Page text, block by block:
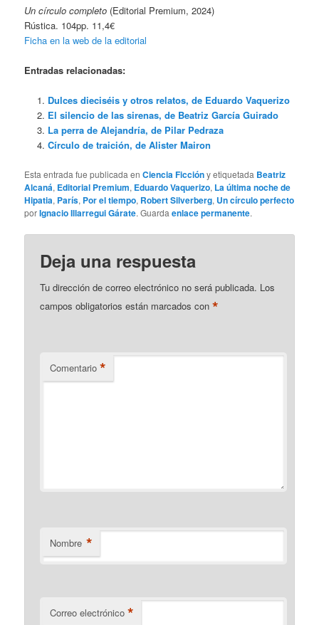
Un círculo completo (Editorial Premium, 2024)
Rústica. 104pp. 11,4€
Ficha en la web de la editorial
Entradas relacionadas:
Dulces dieciséis y otros relatos, de Eduardo Vaquerizo
El silencio de las sirenas, de Beatriz García Guirado
La perra de Alejandría, de Pilar Pedraza
Círculo de traición, de Alister Mairon
Esta entrada fue publicada enCiencia Ficcióny etiquetada Beatriz
Alcaná, Editorial Premium, Eduardo Vaquerizo, La última noche de
Hipatia, París, Por el tiempo, Robert Silverberg, Un círculo perfecto
porIgnacio Illarregui Gárate. Guardaenlace permanente.
Deja una respuesta
Tu dirección de correo electrónico no será publicada. Los
campos obligatorios están marcados con*
Comentario *
Nombre *
Correo electrónico *